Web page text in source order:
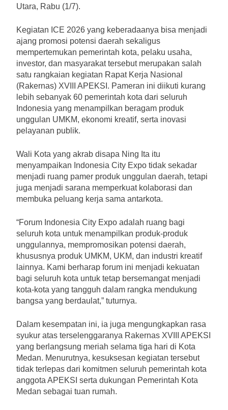
Utara, Rabu (1/7).
Kegiatan ICE 2026 yang keberadaanya bisa menjadi
ajang promosi potensi daerah sekaligus
mempertemukan pemerintah kota, pelaku usaha,
investor, dan masyarakat tersebut merupakan salah
satu rangkaian kegiatan Rapat Kerja Nasional
(Rakernas) XVIII APEKSI. Pameran ini diikuti kurang
lebih sebanyak 60 pemerintah kota dari seluruh
Indonesia yang menampilkan beragam produk
unggulan UMKM, ekonomi kreatif, serta inovasi
pelayanan publik.
Wali Kota yang akrab disapa Ning Ita itu
menyampaikan Indonesia City Expo tidak sekadar
menjadi ruang pamer produk unggulan daerah, tetapi
juga menjadi sarana memperkuat kolaborasi dan
membuka peluang kerja sama antarkota.
“Forum Indonesia City Expo adalah ruang bagi
seluruh kota untuk menampilkan produk-produk
unggulannya, mempromosikan potensi daerah,
khususnya produk UMKM, UKM, dan industri kreatif
lainnya. Kami berharap forum ini menjadi kekuatan
bagi seluruh kota untuk tetap bersemangat menjadi
kota-kota yang tangguh dalam rangka mendukung
bangsa yang berdaulat,” tuturnya.
Dalam kesempatan ini, ia juga mengungkapkan rasa
syukur atas terselenggaranya Rakernas XVIII APEKSI
yang berlangsung meriah selama tiga hari di Kota
Medan. Menurutnya, kesuksesan kegiatan tersebut
tidak terlepas dari komitmen seluruh pemerintah kota
anggota APEKSI serta dukungan Pemerintah Kota
Medan sebagai tuan rumah.